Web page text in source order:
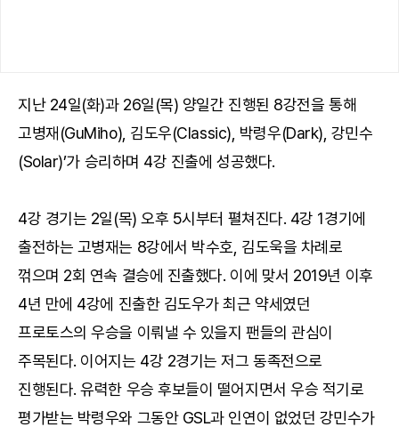
지난 24일(화)과 26일(목) 양일간 진행된 8강전을 통해
고병재(GuMiho), 김도우(Classic), 박령우(Dark), 강민수
(Solar)’가 승리하며 4강 진출에 성공했다.
4강 경기는 2일(목) 오후 5시부터 펼쳐진다. 4강 1경기에
출전하는 고병재는 8강에서 박수호, 김도욱을 차례로
꺾으며 2회 연속 결승에 진출했다. 이에 맞서 2019년 이후
4년 만에 4강에 진출한 김도우가 최근 약세였던
프로토스의 우승을 이뤄낼 수 있을지 팬들의 관심이
주목된다. 이어지는 4강 2경기는 저그 동족전으로
진행된다. 유력한 우승 후보들이 떨어지면서 우승 적기로
평가받는 박령우와 그동안 GSL과 인연이 없었던 강민수가